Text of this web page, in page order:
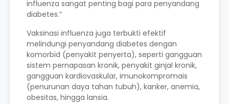
influenza sangat penting bagi para penyandang
diabetes.”
Vaksinasi influenza juga terbukti efektif
melindungi penyandang diabetes dengan
komorbid (penyakit penyerta), seperti gangguan
sistem pernapasan kronik, penyakit ginjal kronik,
gangguan kardiovaskular, imunokompromais
(penurunan daya tahan tubuh), kanker, anemia,
obesitas, hingga lansia.